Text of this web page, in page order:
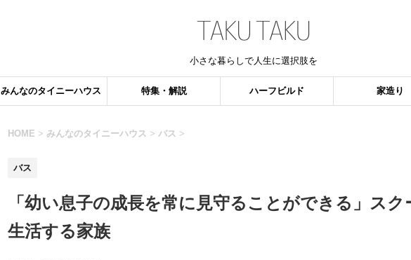
小さな暮らしで人生に選択肢を
みんなのタイニーハウス 特集・解説 ハーフビルド 家造り
HOME > みんなのタイニーハウス > バス >
バス
「幼い息子の成長を常に見守ることができる」ス
生活する家族